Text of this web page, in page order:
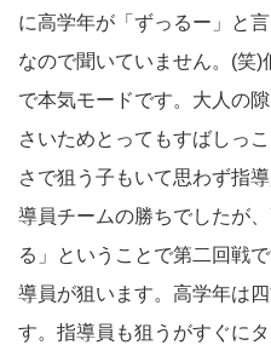
に高学年が「ずっるー」と
なので聞いていません。(笑
で本気モードです。大人の
さいためとってもすばしっ
さで狙う子もいて思わず指
導員チームの勝ちでしたが
る」ということで第二回戦
導員が狙います。高学年は
す。指導員も狙うがすぐに